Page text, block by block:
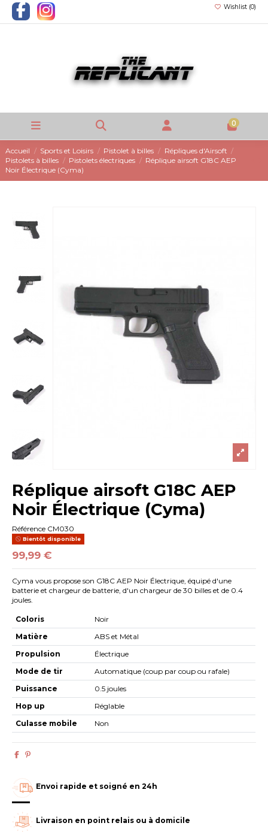
Wishlist (0)
0
Accueil Sports et Loisirs Pistolet à billes
Répliques d'Airsoft
Pistolets à billes
Pistolets électriques
Réplique airsoft G18C AEP
Noir Électrique (Cyma)
Réplique airsoft G18C AEP
Noir Électrique (Cyma)
Référence CM030
Bientôt disponible
99,99 €
Cyma vous propose son G18C AEP Noir Électrique, équipé d'une
batterie et chargeur de batterie, d'un chargeur de 30 billes et de 0.4
joules.
Coloris
Noir
Matière
ABS et Métal
Propulsion
Électrique
Mode de tir
Automatique (coup par coup ou rafale)
Puissance
0.5 joules
Hop up
Réglable
Culasse mobile
Non
Envoi rapide et soigné en 24h
Livraison en point relais ou à domicile